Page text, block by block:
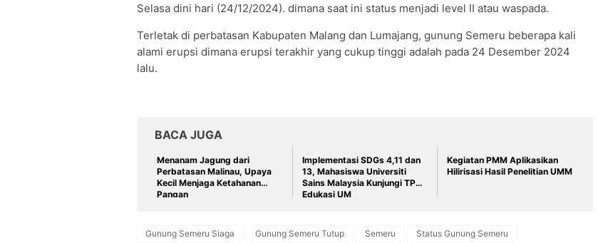
Selasa dini hari (24/12/2024). dimana saat ini status menjadi level II atau waspada.
Terletak di perbatasan Kabupaten Malang dan Lumajang, gunung Semeru beberapa kali
alami erupsi dimana erupsi terakhir yang cukup tinggi adalah pada 24 Desember 2024
lalu.
BACA JUGA
Menanam Jagung dari
Perbatasan Malinau, Upaya
Kecil Menjaga Ketahanan
Pangan
Implementasi SDGs 4,11 dan
13, Mahasiswa Universiti
Sains Malaysia Kunjungi TPST
Edukasi UM
Kegiatan PMM Aplikasikan
Hilirisasi Hasil Penelitian UMM
Gunung Semeru Siaga Gunung Semeru Tutup Semeru Status Gunung Semeru